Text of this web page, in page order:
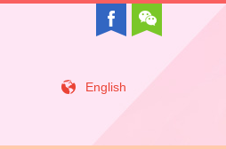
English